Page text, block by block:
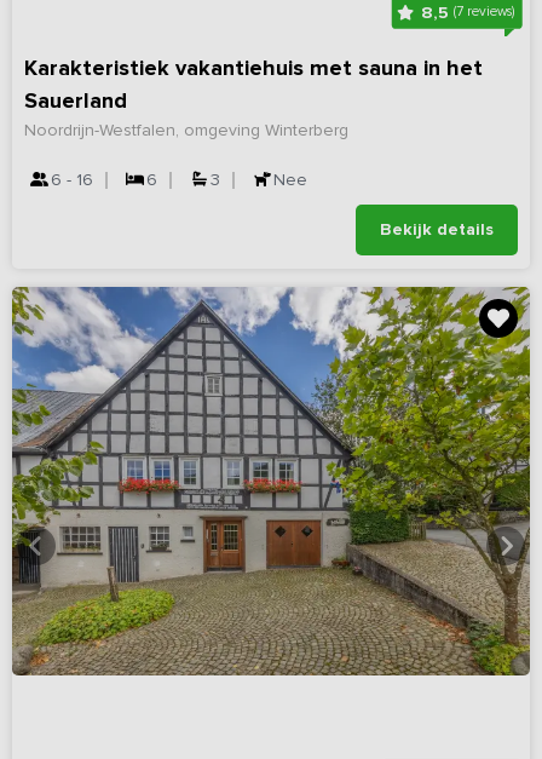
8,5(7 reviews)
Karakteristiek vakantiehuis met sauna in het
Sauerland
Noordrijn-Westfalen, omgeving Winterberg
6 - 16 6 3 Nee
Bekijk details